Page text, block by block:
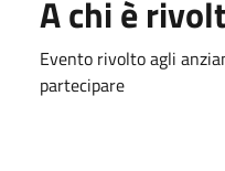
A chi è
Evento rivolto agli
partecipare